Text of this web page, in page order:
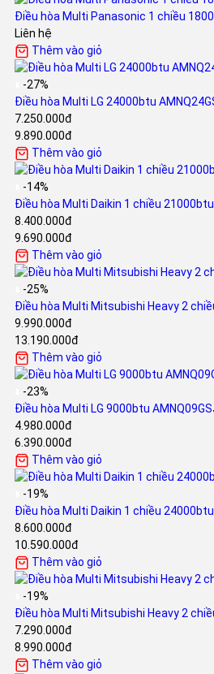
Điều hòa Multi Panasonic 1 chiều
Liên hệ
Thêm vào giỏ
-27%
Điều hòa Multi LG 24000btu
7.250.000đ
9.890.000đ
Thêm vào giỏ
-14%
Điều hòa Multi Daikin 1 chiều
8.400.000đ
9.690.000đ
Thêm vào giỏ
-25%
Điều hòa Multi Mitsubishi Heavy 2
9.990.000đ
13.190.000đ
Thêm vào giỏ
-23%
Điều hòa Multi LG 9000btu
4.980.000đ
6.390.000đ
Thêm vào giỏ
-19%
Điều hòa Multi Daikin 1 chiều
8.600.000đ
10.590.000đ
Thêm vào giỏ
-19%
Điều hòa Multi Mitsubishi Heavy 2
7.290.000đ
8.990.000đ
Thêm vào giỏ